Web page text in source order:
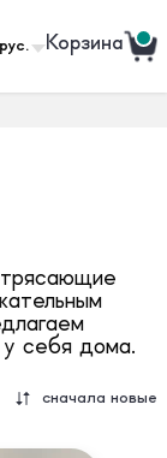
Корзина
у себя дома.
сначала новые